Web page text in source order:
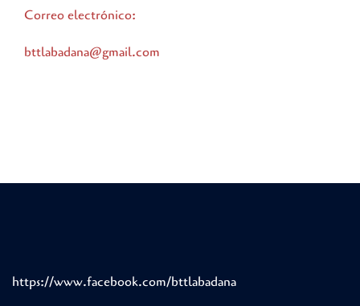
Correo electrónico:
bttlabadana@gmail.com
https://www.facebook.com/bttlabadana